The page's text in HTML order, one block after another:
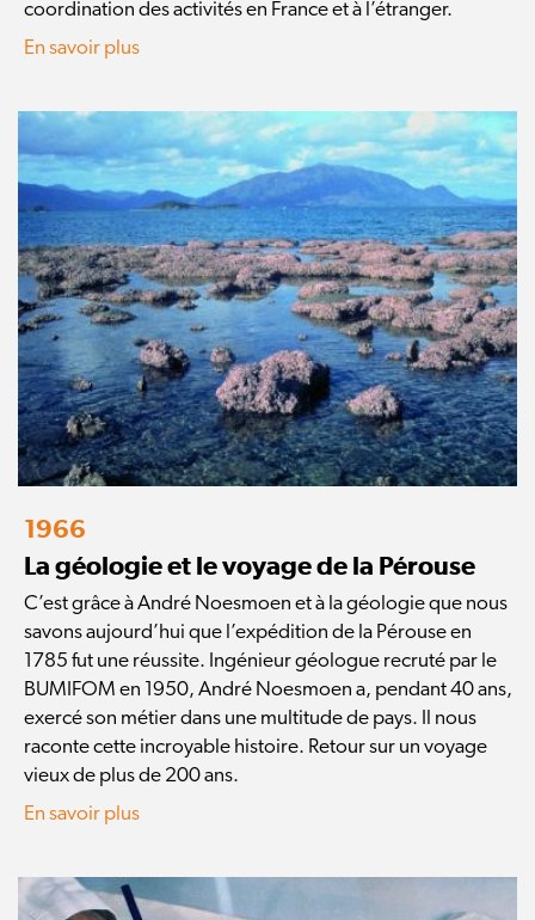
coordination des activités en France et à l’étranger.
En savoir plus
1966
La géologie et le voyage de la Pérouse
C’est grâce à André Noesmoen et à la géologie que nous
savons aujourd’hui que l’expédition de la Pérouse en
1785 fut une réussite. Ingénieur géologue recruté par le
BUMIFOM en 1950, André Noesmoen a, pendant 40 ans,
exercé son métier dans une multitude de pays. Il nous
raconte cette incroyable histoire. Retour sur un voyage
vieux de plus de 200 ans.
En savoir plus